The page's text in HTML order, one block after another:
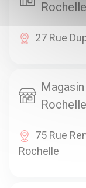
27 Rue
75 Rue
Rochelle